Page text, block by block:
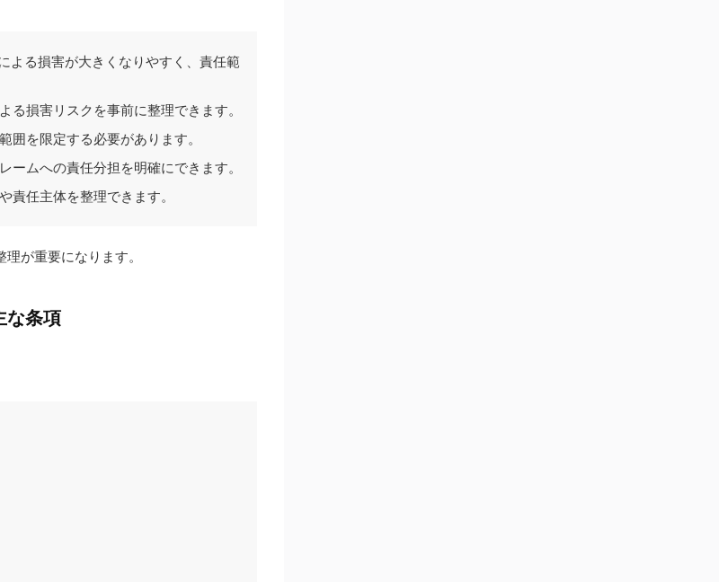
よる損害が大きくなりやすく、責任範
損害リスクを事前に整理できます。
を限定する必要があります。
ムへの責任分担を明確にできます。
任主体を整理できます。
が重要になります。
な条項